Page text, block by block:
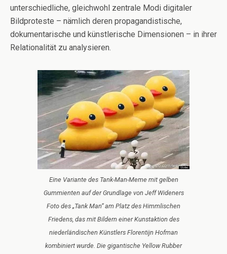
unterschiedliche, gleichwohl zentrale Modi digitaler
Bildproteste – nämlich deren propagandistische,
dokumentarische und künstlerische Dimensionen – in ihrer
Relationalität zu analysieren.
Eine Variante des Tank-Man-Meme mit gelben
Gummienten auf der Grundlage von Jeff Wideners
Foto des „Tank Man“ am Platz des Himmlischen
Friedens, das mit Bildern einer Kunstaktion des
niederländischen Künstlers Florentijn Hofman
kombiniert wurde. Die gigantische Yellow Rubber